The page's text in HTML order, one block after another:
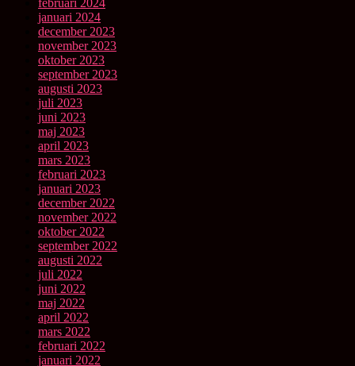
februari 2024
januari 2024
december 2023
november 2023
oktober 2023
september 2023
augusti 2023
juli 2023
juni 2023
maj 2023
april 2023
mars 2023
februari 2023
januari 2023
december 2022
november 2022
oktober 2022
september 2022
augusti 2022
juli 2022
juni 2022
maj 2022
april 2022
mars 2022
februari 2022
januari 2022